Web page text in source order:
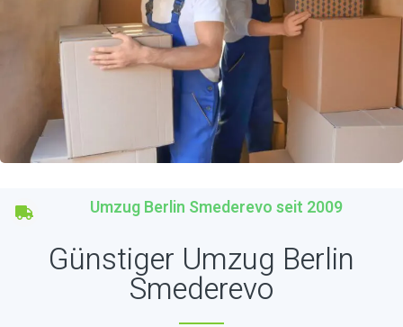
Umzug Berlin Smederevo seit 2009
Günstiger Umzug Berlin
Smederevo